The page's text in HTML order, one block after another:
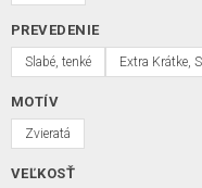
PREVEDENIE
Slabé, tenké Extra Krátke,
MOTÍV
Zvieratá
VEĽKOSŤ